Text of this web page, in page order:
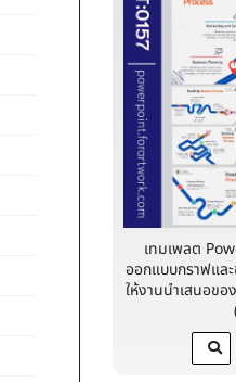
เทมเพลต
ออกแบบกราฟแล
ให้งานนำเสนอขอ